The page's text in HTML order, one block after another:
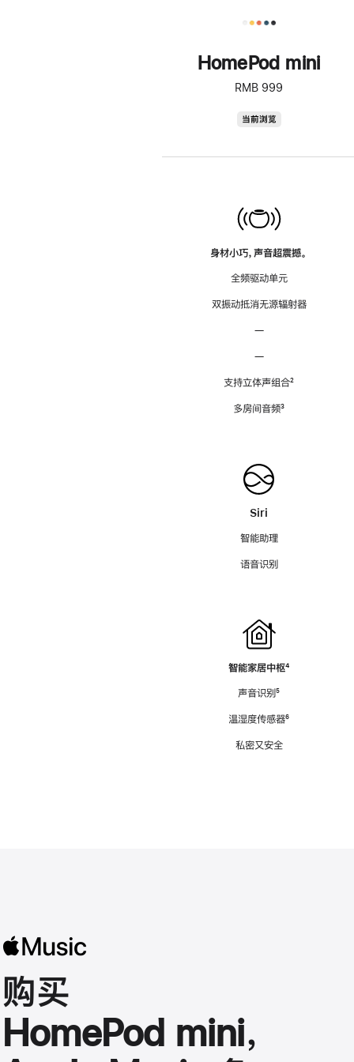
HomePod mini
RMB 999
当前浏览
身材小巧，声音超震撼。
全频驱动单元
双振动抵消无源辐射器
—
—
支持立体声组合脚
²
多房间音频脚
³
Siri
智能助理
语音识别
智能家居中枢脚
⁴
声音识别脚
⁵
温湿度传感器脚
⁶
私密又安全
购买
HomePod mini，